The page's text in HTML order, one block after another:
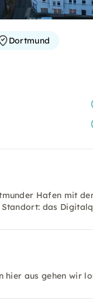
Dortmund
Hafen mit
das
aus gehen wir